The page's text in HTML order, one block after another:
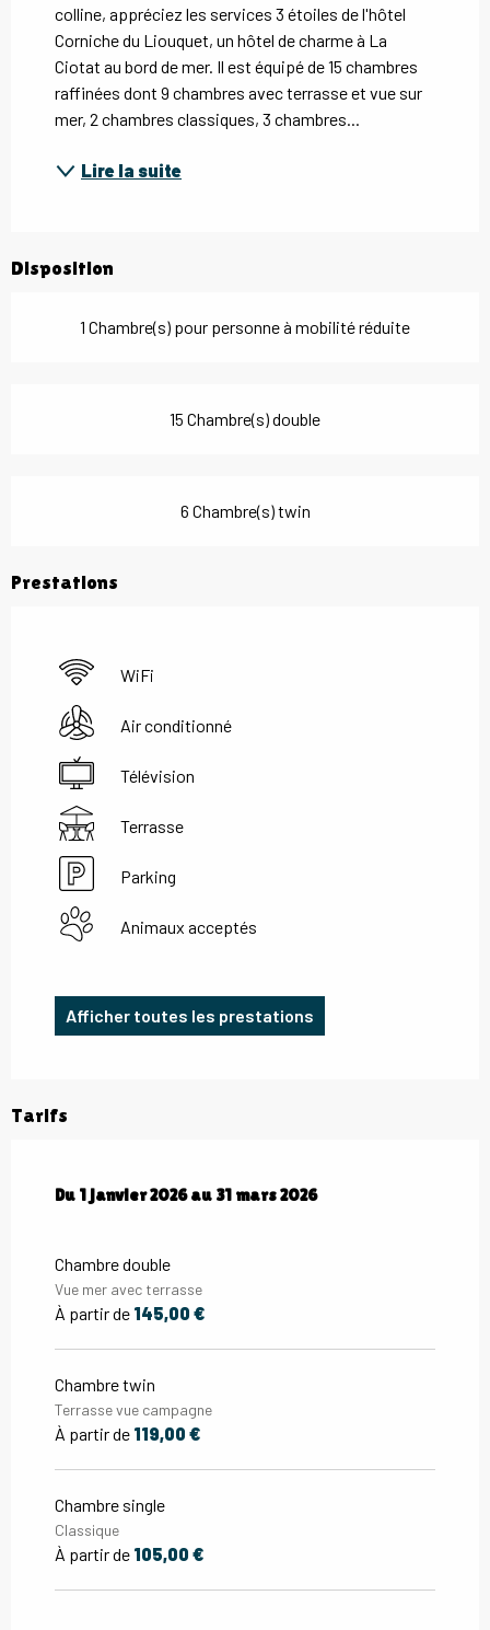
colline, appréciez les services 3 étoiles de l'hôtel
Corniche du Liouquet, un hôtel de charme à La
Ciotat au bord de mer. Il est équipé de 15 chambres
raffinées dont 9 chambres avec terrasse et vue sur
mer, 2 chambres classiques, 3 chambres...
Lire la suite
Disposition
1 Chambre(s) pour personne à mobilité réduite
15 Chambre(s) double
6 Chambre(s) twin
Prestations
WiFi
Air conditionné
Télévision
Terrasse
Parking
Animaux acceptés
Afficher toutes les prestations
Tarifs
Du 1 janvier 2026au31 mars 2026
Du 1 janvier 2026au 31 mars 2026
Chambre double
Vue mer avec terrasse
À partir de 145,00 €
Chambre twin
Terrasse vue campagne
À partir de 119,00 €
Chambre single
Classique
À partir de 105,00 €